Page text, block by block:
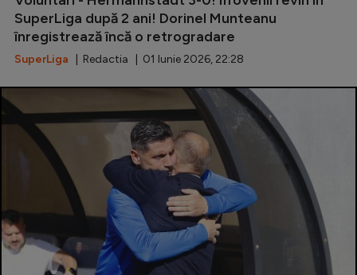
SuperLiga după 2 ani! Dorinel Munteanu
înregistrează încă o retrogradare
SuperLiga | Redactia | 01 Iunie 2026, 22:28